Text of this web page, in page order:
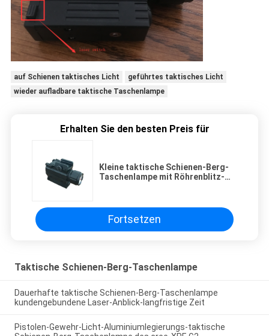
auf Schienen taktisches Licht
geführtes taktisches Licht
wieder aufladbare taktische Taschenlampe
Erhalten Sie den besten Preis für
Kleine taktische Schienen-Berg-
Taschenlampe mit Röhrenblitz-
Fortsetzen
Taktische Schienen-Berg-Taschenlampe
Dauerhafte taktische Schienen-Berg-Taschenlampe
kundengebundene Laser-Anblick-langfristige Zeit
Pistolen-Gewehr-Licht-Aluminiumlegierungs-taktische